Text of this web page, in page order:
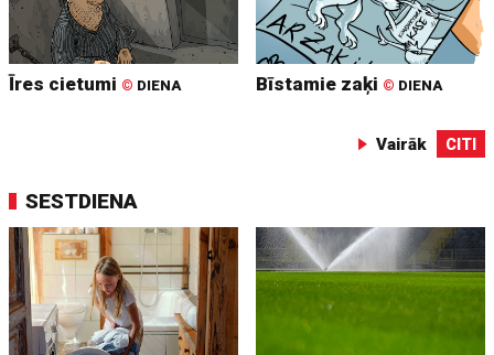
Īres cietumi © DIENA Bīstamie zaķi © DIENA
Vairāk CITI
SESTDIENA